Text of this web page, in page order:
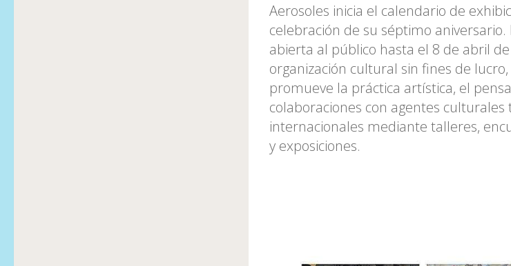
Aerosoles inicia el calendario de
celebración de su séptimo
abierta al público hasta el 8 de abril
organización cultural sin fines de
promueve la práctica artística, el
colaboraciones con agentes
internacionales mediante talleres,
y exposiciones.